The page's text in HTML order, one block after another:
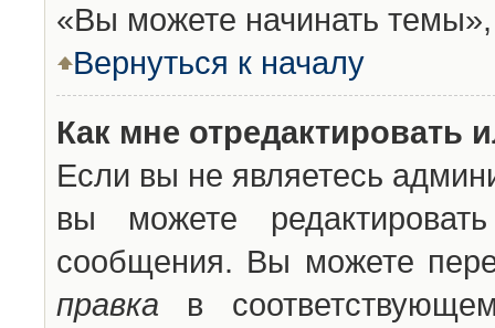
«Вы можете начинать
Вернуться к началу
Как мне отредактировать
Если вы не являетесь
вы можете
сообщения. Вы можете
правка в